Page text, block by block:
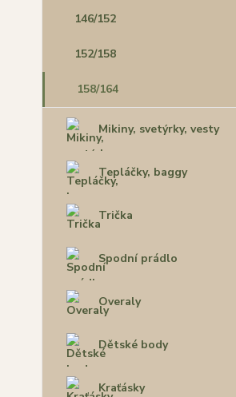
146/152
152/158
158/164
Mikiny, svetýrky, vesty
Tepláčky, baggy
Trička
Spodní prádlo
Overaly
Dětské body
Kraťásky